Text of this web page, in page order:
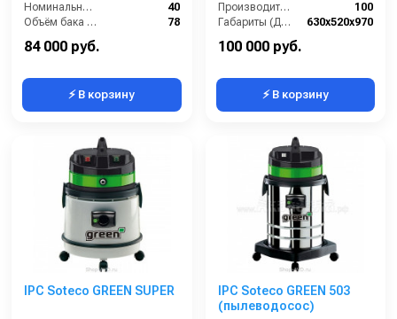
Номинальный диаметр принадлежностей (мм):
40
Объём бака (л):
78
Разрежение / сила всасывания (мбар):
84 000 руб.
⚡ В корзину
Производительность по воде (л/мин):
100
Габариты (ДхШхВ):
630x520х970
100 000 руб.
⚡ В корзину
IPC Soteco GREEN SUPER
IPC Soteco GREEN 503
(пылеводосос)